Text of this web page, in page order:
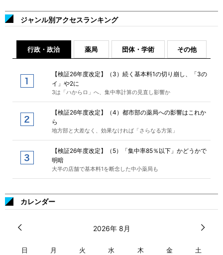
ジャンル別アクセスランキング
行政・政治 薬局 団体・学術 その他
【検証26年度改定】（3）続く基本料1の切り崩し、「3の
イ」や2に
3は「ハからロ」へ、集中率計算の見直し影響か
【検証26年度改定】（4）都市部の薬局への影響はこれか
ら
地方部と大差なく、効果なければ「さらなる方策」
【検証26年度改定】（5）「集中率85％以下」かどうかで
明暗
大半の店舗で基本料1を断念した中小薬局も
カレンダー
2026年 8月
日 月 火 水 木 金 土